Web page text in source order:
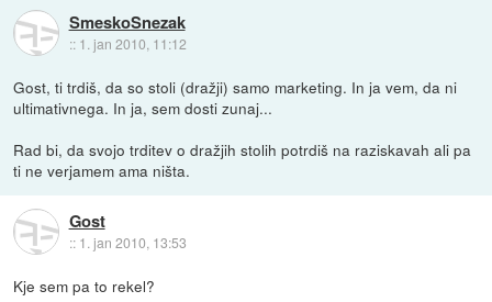
SmeskoSnezak
:: 1. jan 2010, 11:12
Gost, ti trdiš, da so stoli (dražji) samo marketing. In ja vem, da ni
ultimativnega. In ja, sem dosti zunaj...
Rad bi, da svojo trditev o dražjih stolih potrdiš na raziskavah ali pa
ti ne verjamem ama ništa.
Gost
:: 1. jan 2010, 13:53
Kje sem pa to rekel?